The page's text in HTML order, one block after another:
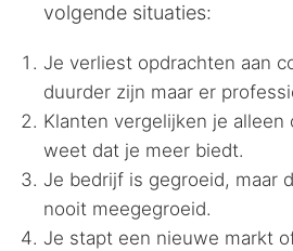
volgende situaties:
Je verliest opdrachten aan
duurder zijn maar er
Klanten vergelijken je
weet dat je meer biedt.
Je bedrijf is gegroeid, maar
nooit meegegroeid.
Je stapt een nieuwe markt